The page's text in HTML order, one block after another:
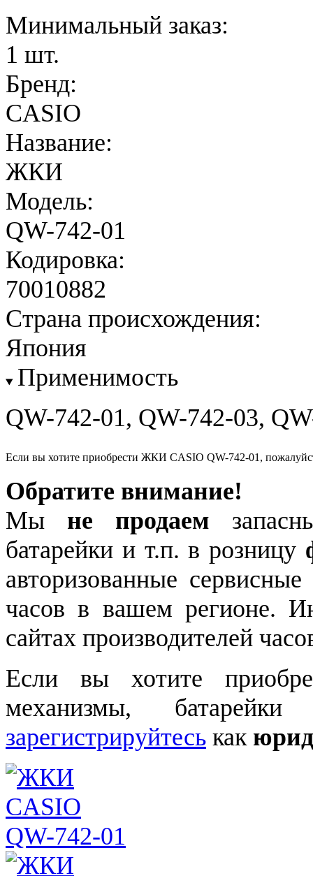
Минимальный заказ:
1 шт.
Бренд:
CASIO
Название:
ЖКИ
Модель:
QW-742-01
Кодировка:
70010882
Страна происхождения:
Япония
Применимость
QW-742-01, QW-742-03,
Если вы хотите приобрести ЖКИ CASIO QW-742-01,
Обратите внимание!
Мы не продаем
батарейки и т.п. в розницу
авторизованные
часов в вашем регионе.
сайтах производителей
Если вы хотите
механизмы,
зарегистрируйтесь как